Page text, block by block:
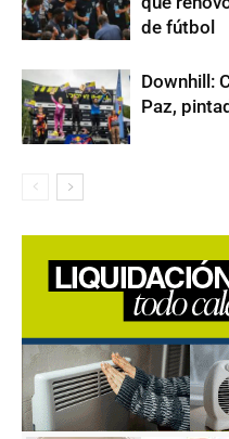
de fútbol
Downhill:
Paz,